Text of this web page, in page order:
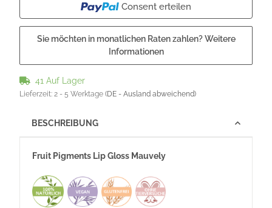
Consent erteilen
Sie möchten in monatlichen Raten zahlen?Weitere
Informationen
41 Auf Lager
Lieferzeit: 2 - 5 Werktage (DE - Ausland abweichend)
BESCHREIBUNG
Fruit Pigments Lip Gloss Mauvely